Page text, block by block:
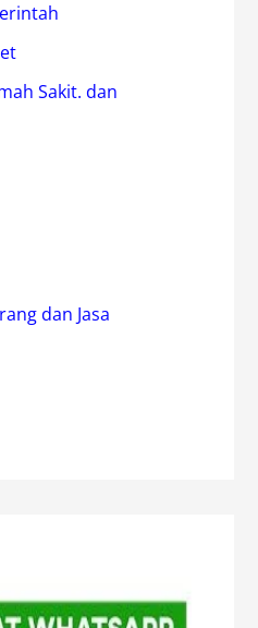
Sakit. dan
dan Jasa